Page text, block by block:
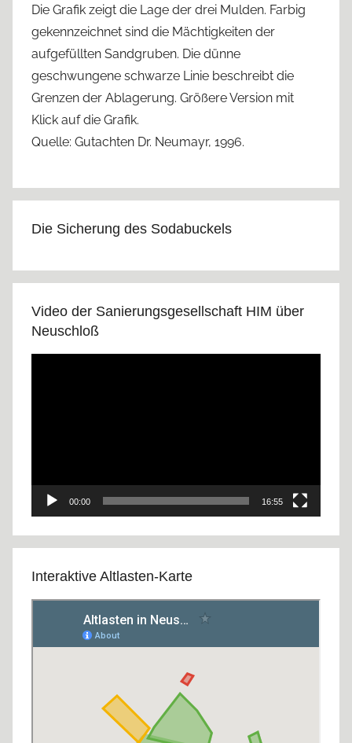
Die Grafik zeigt die Lage der drei Mulden. Farbig
gekennzeichnet sind die Mächtigkeiten der
aufgefüllten Sandgruben. Die dünne
geschwungene schwarze Linie beschreibt die
Grenzen der Ablagerung. Größere Version mit
Klick auf die Grafik.
Quelle: Gutachten Dr. Neumayr, 1996.
Die Sicherung des Sodabuckels
Video der Sanierungsgesellschaft HIM über
Neuschloß
00:00 16:55
Interaktive Altlasten-Karte